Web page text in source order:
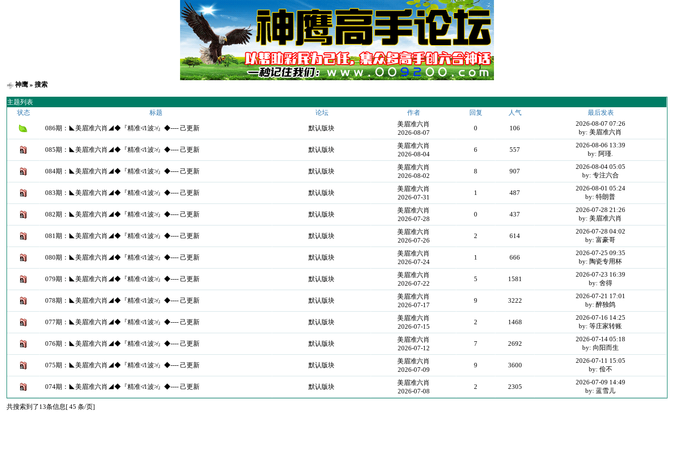
神鹰 » 搜索
主题列表
状态
标题 论坛 作者 回复 人气 最后发表
086期：◣美眉准六肖◢◆『精准≮1波≯』◆---- 己更新 默认版块
美眉准六肖
2026-08-07
0 106
2026-08-07 07:26
by: 美眉准六肖
085期：◣美眉准六肖◢◆『精准≮1波≯』◆---- 己更新 默认版块
美眉准六肖
2026-08-04
6 557
2026-08-06 13:39
by: 阿瑾.
084期：◣美眉准六肖◢◆『精准≮1波≯』◆---- 己更新 默认版块
美眉准六肖
2026-08-02
8 907
2026-08-04 05:05
by: 专注六合
083期：◣美眉准六肖◢◆『精准≮1波≯』◆---- 己更新 默认版块
美眉准六肖
2026-07-31
1 487
2026-08-01 05:24
by: 特朗普
082期：◣美眉准六肖◢◆『精准≮1波≯』◆---- 己更新 默认版块
美眉准六肖
2026-07-28
0 437
2026-07-28 21:26
by: 美眉准六肖
081期：◣美眉准六肖◢◆『精准≮1波≯』◆---- 己更新 默认版块
美眉准六肖
2026-07-26
2 614
2026-07-28 04:02
by: 富豪哥
080期：◣美眉准六肖◢◆『精准≮1波≯』◆---- 己更新 默认版块
美眉准六肖
2026-07-24
1 666
2026-07-25 09:35
by: 陶瓷专用杯
079期：◣美眉准六肖◢◆『精准≮1波≯』◆---- 己更新 默认版块
美眉准六肖
2026-07-22
5 1581
2026-07-23 16:39
by: 舍得
078期：◣美眉准六肖◢◆『精准≮1波≯』◆---- 己更新 默认版块
美眉准六肖
2026-07-17
9 3222
2026-07-21 17:01
by: 醉独鸽
077期：◣美眉准六肖◢◆『精准≮1波≯』◆---- 己更新 默认版块
美眉准六肖
2026-07-15
2 1468
2026-07-16 14:25
by: 等庄家转账
076期：◣美眉准六肖◢◆『精准≮1波≯』◆---- 己更新 默认版块
美眉准六肖
2026-07-12
7 2692
2026-07-14 05:18
by: 向阳而生
075期：◣美眉准六肖◢◆『精准≮1波≯』◆---- 己更新 默认版块
美眉准六肖
2026-07-09
9 3600
2026-07-11 15:05
by: 俭不
074期：◣美眉准六肖◢◆『精准≮1波≯』◆---- 己更新 默认版块
美眉准六肖
2026-07-08
2 2305
2026-07-09 14:49
by: 蓝雪儿
共搜索到了13条信息[ 45 条/页]